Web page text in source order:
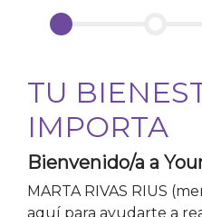
TU
IMPORTA
Bienvenido/a a
MARTA RIVAS RIUS
aquí para ayudarte a